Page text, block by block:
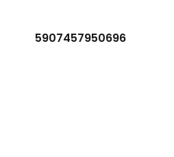
5907457950696